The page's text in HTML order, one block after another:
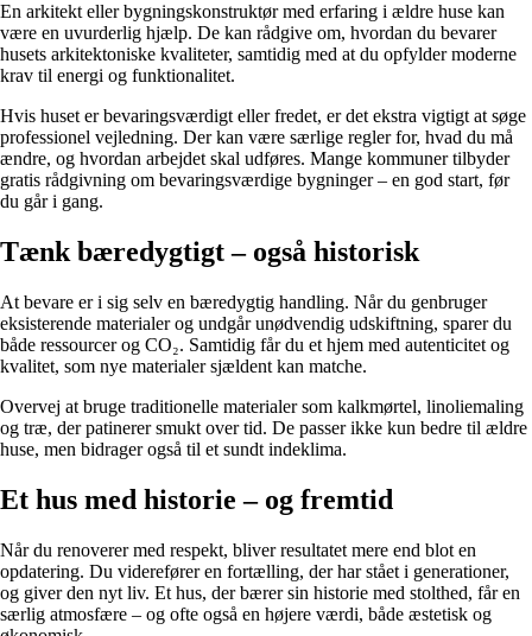
En arkitekt eller bygningskonstruktør med erfaring i ældre huse kan
være en uvurderlig hjælp. De kan rådgive om, hvordan du bevarer
husets arkitektoniske kvaliteter, samtidig med at du opfylder moderne
krav til energi og funktionalitet.
Hvis huset er bevaringsværdigt eller fredet, er det ekstra vigtigt at søge
professionel vejledning. Der kan være særlige regler for, hvad du må
ændre, og hvordan arbejdet skal udføres. Mange kommuner tilbyder
gratis rådgivning om bevaringsværdige bygninger – en god start, før
du går i gang.
Tænk bæredygtigt – også historisk
At bevare er i sig selv en bæredygtig handling. Når du genbruger
eksisterende materialer og undgår unødvendig udskiftning, sparer du
både ressourcer og CO₂. Samtidig får du et hjem med autenticitet og
kvalitet, som nye materialer sjældent kan matche.
Overvej at bruge traditionelle materialer som kalkmørtel, linoliemaling
og træ, der patinerer smukt over tid. De passer ikke kun bedre til ældre
huse, men bidrager også til et sundt indeklima.
Et hus med historie – og fremtid
Når du renoverer med respekt, bliver resultatet mere end blot en
opdatering. Du viderefører en fortælling, der har stået i generationer,
og giver den nyt liv. Et hus, der bærer sin historie med stolthed, får en
særlig atmosfære – og ofte også en højere værdi, både æstetisk og